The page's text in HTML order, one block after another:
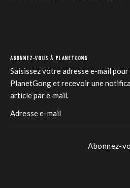
ABONNEZ-VOUS À PLANETGONG
Saisissez votre adresse e-mail
PlanetGong et recevoir une
article par e-mail.
Abonnez-